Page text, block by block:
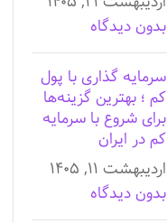
بدون دیدگاه
سرمایه گذاری با پول
کم ؛ بهترین گزینه‌ها
برای شروع با سرمایه
کم در ایران
اردیبهشت ۱۱, ۱۴۰۵
بدون دیدگاه